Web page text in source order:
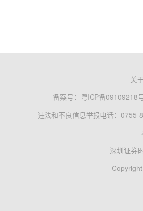
关
备案号： 粤ICP备09109218
违法和不良信息举报电话：0755-
深圳证券